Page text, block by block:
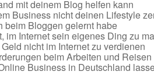
mit deinem Blog helfen kann
Business nicht deinen Lifestyle
beim Bloggen gelernt habe
im Internet sein eigenes Ding zu
nicht im Internet zu verdienen
beim Arbeiten und Reisen
Business in Deutschland